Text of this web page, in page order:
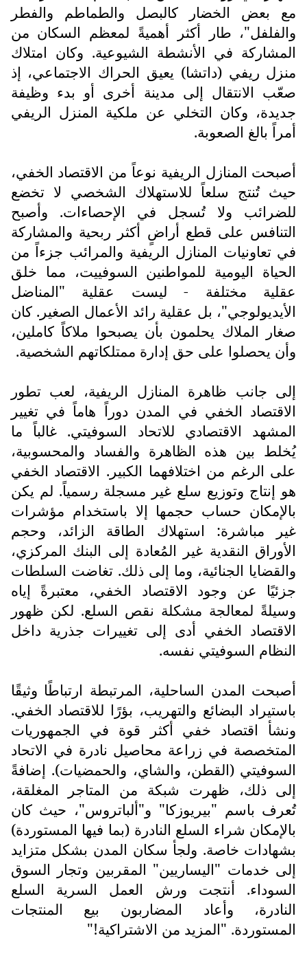
مع بعض الخضار كالبصل والطماطم والفطر
والفلفل"، طار أكثر أهميةً لمعظم السكان من
المشاركة في الأنشطة الشيوعية. وكان امتلاك
منزل ريفي (داتشا) يعيق الحراك الاجتماعي، إذ
صعّب الانتقال إلى مدينة أخرى أو بدء وظيفة
جديدة، وكان التخلي عن ملكية المنزل الريفي
أمراً بالغ الصعوبة.
أصبحت المنازل الريفية نوعاً من الاقتصاد الخفي،
حيث تُنتج سلعاً للاستهلاك الشخصي لا تخضع
للضرائب ولا تُسجل في الإحصاءات. وأصبح
التنافس على قطع أراضٍ أكثر ربحية والمشاركة
في تعاونيات المنازل الريفية والمرائب جزءاً من
الحياة اليومية للمواطنين السوفييت، مما خلق
عقلية مختلفة - ليست عقلية "المناضل
الأيديولوجي"، بل عقلية رائد الأعمال الصغير. كان
صغار الملاك يحلمون بأن يصبحوا ملاكاً كاملين،
وأن يحصلوا على حق إدارة ممتلكاتهم الشخصية.
إلى جانب ظاهرة المنازل الريفية، لعب تطور
الاقتصاد الخفي في المدن دوراً هاماً في تغيير
المشهد الاقتصادي للاتحاد السوفيتي. غالباً ما
يُخلط بين هذه الظاهرة والفساد والمحسوبية،
على الرغم من اختلافهما الكبير. الاقتصاد الخفي
هو إنتاج وتوزيع سلع غير مسجلة رسمياً. لم يكن
بالإمكان حساب حجمها إلا باستخدام مؤشرات
غير مباشرة: استهلاك الطاقة الزائد، وحجم
الأوراق النقدية غير المُعادة إلى البنك المركزي،
والقضايا الجنائية، وما إلى ذلك. تغاضت السلطات
جزئيًا عن وجود الاقتصاد الخفي، معتبرةً إياه
وسيلةً لمعالجة مشكلة نقص السلع. لكن ظهور
الاقتصاد الخفي أدى إلى تغييرات جذرية داخل
النظام السوفيتي نفسه.
أصبحت المدن الساحلية، المرتبطة ارتباطًا وثيقًا
باستيراد البضائع والتهريب، بؤرًا للاقتصاد الخفي.
ونشأ اقتصاد خفي أكثر قوة في الجمهوريات
المتخصصة في زراعة محاصيل نادرة في الاتحاد
السوفيتي (القطن، والشاي، والحمضيات). إضافةً
إلى ذلك، ظهرت شبكة من المتاجر المغلقة،
تُعرف باسم "بيريوزكا" و"ألباتروس"، حيث كان
بالإمكان شراء السلع النادرة (بما فيها المستوردة)
بشهادات خاصة. ولجأ سكان المدن بشكل متزايد
إلى خدمات "اليساريين" المقربين وتجار السوق
السوداء. أنتجت ورش العمل السرية السلع
النادرة، وأعاد المضاربون بيع المنتجات
المستوردة. "المزيد من الاشتراكية!"